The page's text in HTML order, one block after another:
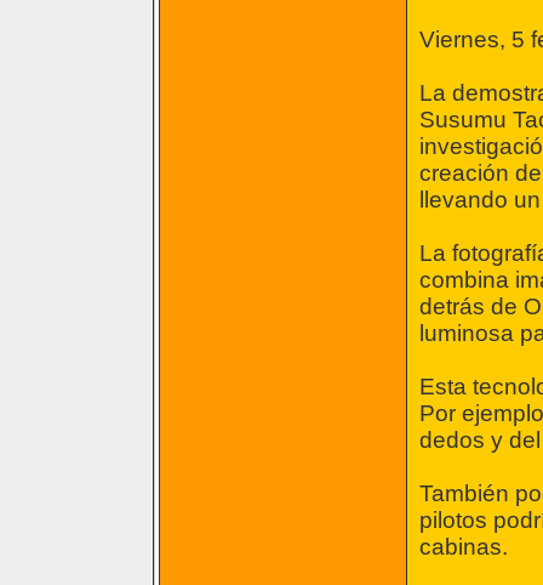
Viernes, 5
La
Susumu
creación
llevando
La
combina
detrás de
luminosa
Esta
Por
dedos y
También
pilotos
cabinas.